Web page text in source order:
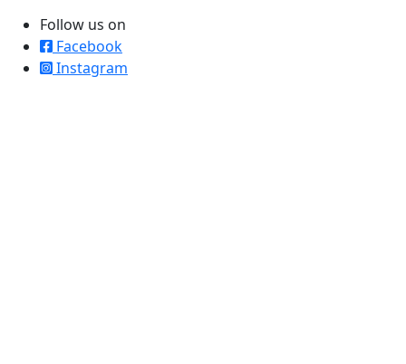
Follow us on
Facebook
Instagram